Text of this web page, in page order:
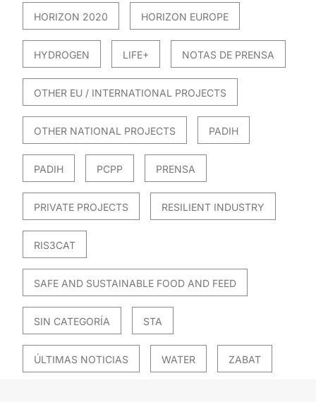
HORIZON 2020 HORIZON EUROPE
HYDROGEN LIFE+ NOTAS DE PRENSA
OTHER EU / INTERNATIONAL PROJECTS
OTHER NATIONAL PROJECTS PADIH
PADIH PCPP PRENSA
PRIVATE PROJECTS RESILIENT INDUSTRY
RIS3CAT
SAFE AND SUSTAINABLE FOOD AND FEED
SIN CATEGORÍA STA
ÚLTIMAS NOTICIAS WATER ZABAT